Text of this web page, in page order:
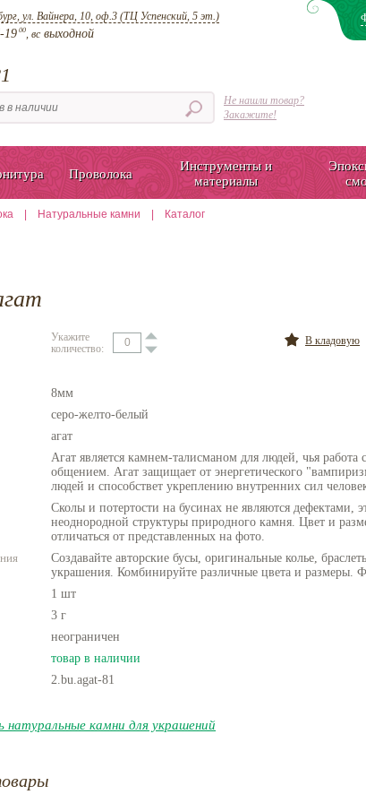
ул. Вайнера, 10, оф.3 (ТЦ Успенский, 5 эт.)
-19 00, всвыходной
Не нашли товар?
Закажите!
Проволока
Инструменты и
материалы
Натуральные камни Каталог
Укажите
количество:
В кладовую
8мм
серо-желто-белый
агат
Агат является камнем-талисманом для людей, чья работа
общением. Агат защищает от энергетического
людей и способствет укреплению внутренних сил
Сколы и потертости на бусинах не являются дефектами,
неоднородной структуры природного камня. Цвет и
отличаться от представленных на фото.
Создавайте авторские бусы, оригинальные колье,
украшения. Комбинируйте различные цвета и размеры.
1 шт
3 г
неограничен
товар в наличии
2.bu.agat-81
натуральные камни для украшений